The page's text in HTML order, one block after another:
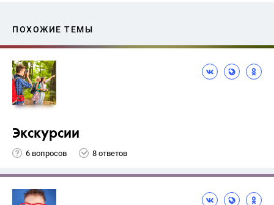
ПОХОЖИЕ ТЕМЫ
Экскурсии
6 вопросов 8 ответов